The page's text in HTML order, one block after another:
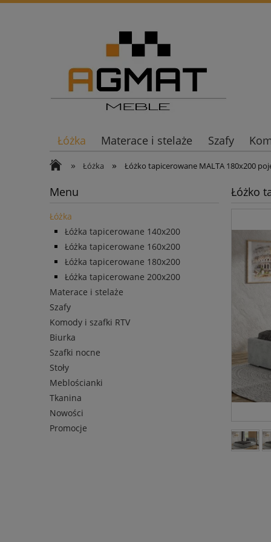
Łóżka Materace i stelaże Szafy
» Łóżka » Łóżko tapicerowane MALTA 180x200
Menu
Łóżka
Łóżka tapicerowane 140x200
Łóżka tapicerowane 160x200
Łóżka tapicerowane 180x200
Łóżka tapicerowane 200x200
Materace i stelaże
Szafy
Komody i szafki RTV
Biurka
Szafki nocne
Stoły
Meblościanki
Tkanina
Nowości
Promocje
Łóżko